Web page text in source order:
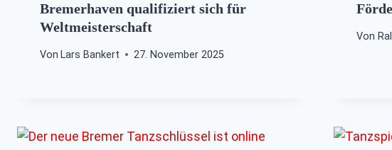
Bremerhaven qualifiziert sich für
Weltmeisterschaft
Von Lars Bankert 27. November 2025
Von